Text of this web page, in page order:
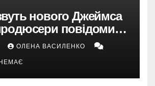
нового Джеймса
повідомили
кастингу
ОЛЕНА ВАСИЛЕНКО